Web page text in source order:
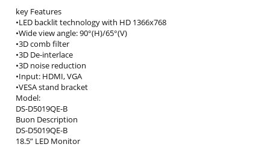
key Features
•LED backlit technology with HD 1366x768
•Wide view angle: 90°(H)/65°(V)
•3D comb filter
•3D De-interlace
•3D noise reduction
•Input: HDMI, VGA
•VESA stand bracket
Model:
DS-D5019QE-B
Buon Description
DS-D5019QE-B
18.5” LED Monitor